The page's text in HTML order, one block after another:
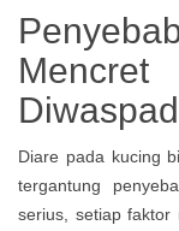
Diare pada kucing
tergantung
serius, setiap faktor